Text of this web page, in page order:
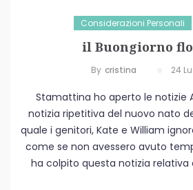
Considerazioni Personali
il Buongiorno
By Cristina 24
Stamattina ho aperto le notizie
notizia ripetitiva del nuovo nato
quale i genitori, Kate e William
come se non avessero avuto
ha colpito questa notizia relativa